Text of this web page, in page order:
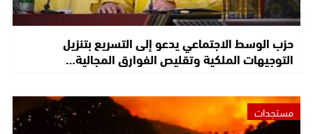
حزب الوسط الاجتماعي يدعو إلى التسريع بتنزيل
التوجيهات الملكية وتقليص الفوارق المجالية…
مستجدات